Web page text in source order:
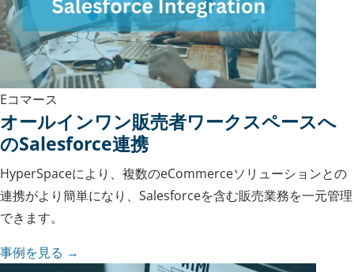
Eコマース
オールインワン販売者ワークスペースへ
のSalesforce連携
HyperSpaceにより、複数のeCommerceソリューションとの
連携がより簡単になり、Salesforceを含む販売業務を一元管理
できます。
事例を見る →